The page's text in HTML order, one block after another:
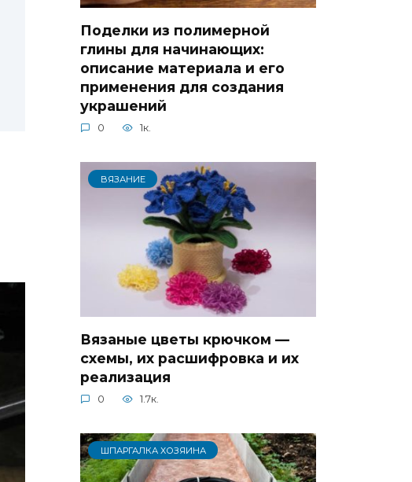
Поделки из полимерной
глины для начинающих:
описание материала и его
применения для создания
украшений
0 1к.
ВЯЗАНИЕ
Вязаные цветы крючком —
схемы, их расшифровка и их
реализация
0 1.7к.
ШПАРГАЛКА ХОЗЯИНА